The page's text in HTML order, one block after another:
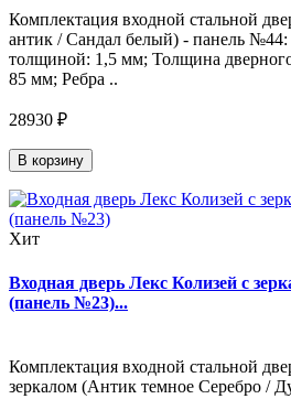
Комплектация входной стальной
антик / Сандал белый) - панель №44:
толщиной: 1,5 мм; Толщина
85 мм; Ребра ..
28930 ₽
В корзину
Хит
Входная дверь Лекс Колизей с
(панель №23)...
Комплектация входной стальной
зеркалом (Антик темное Серебро /